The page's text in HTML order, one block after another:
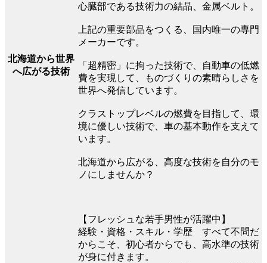
北海道から世界
へ広がる技術
心臓部である技術力の結晶、金属ベルト。
上記の重要部品をつくる、国内唯一の専門
メーカーです。
「超精密」に拘った技術で、自動車の低燃
費を実現して、ものづくりの素晴らしさを
世界へ発信しています。
クラストップレベルの燃費を目指して、環
境に優しい技術で、車の基本動作を支えて
います。
北海道から広がる、高度な技術を自分のモ
ノにしませんか？
【フレッシュな若手男性が活躍中】
経験・資格・スキル・学歴 すべて不問だ
からこそ、初心者からでも、高水準の技術
が身に付きます。